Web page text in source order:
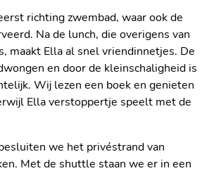
richting zwembad, waar ook de
Na de lunch, die overigens van
maakt Ella al snel vriendinnetjes. De
en door de kleinschaligheid is
Wij lezen een boek en genieten
Ella verstoppertje speelt met de
we het privéstrand van
Met de shuttle staan we er in een